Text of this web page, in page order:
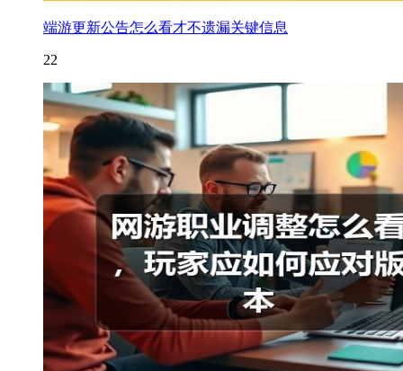
端游更新公告怎么看才不遗漏关键信息
22